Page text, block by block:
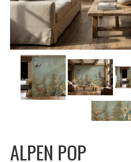
Carta da parati bambini
Carta da parati orientale
Carta da parati industrial
Carta da parati case
Carta da parati paesaggio
EDIZIONI SPECIALI
ALPEN POP